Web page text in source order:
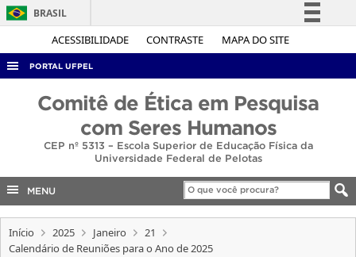
ACESSIBILIDADE CONTRASTE MAPA DO SITE
BRASIL
Simplifique!
Acesso à informação
Legislação
Canais
PORTAL UFPEL
ACESSO À INFORMAÇÃO
COBALTO
INTERNACIONAL
OUVIDORIA
Comitê de Ética em Pesquisa
com Seres Humanos
CEP nº 5313 – Escola Superior de Educação Física da
Universidade Federal de Pelotas
MENU
Início 2025 Janeiro
21
Calendário de Reuniões para o Ano de 2025